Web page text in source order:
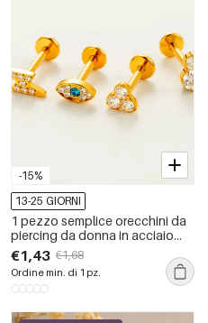
-15%
13-25 GIORNI
1 pezzo semplice orecchini da
piercing da donna in acciaio
inossidabile con zirconi color
oro impermeabili
€1,43 €1,68
Ordine min. di 1 pz.